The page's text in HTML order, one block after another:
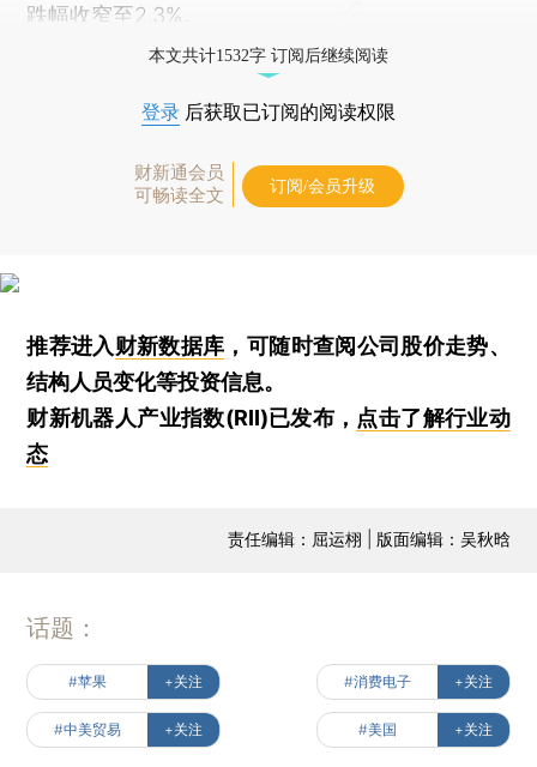
跌幅收窄至2.3%。
本文共计1532字 订阅后继续阅读
登录 后获取已订阅的阅读权限
财新通会员
可畅读全文
订阅/会员升级
推荐进入财新数据库 ，可随时查阅公司股价走势、
结构人员变化等投资信息。
财新机器人产业指数(RII)已发布， 点击了解行业动
态
责任编辑：屈运栩 | 版面编辑：吴秋晗
话题：
#苹果 +关注 #消费电子 +关注
#中美贸易 +关注 #美国 +关注